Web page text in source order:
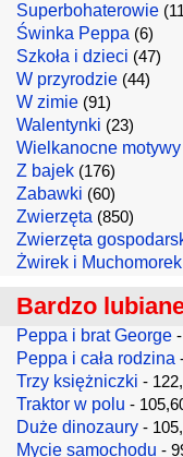
Superbohaterowie
Świnka Peppa (6)
Szkoła i dzieci (47)
W przyrodzie (44)
W zimie (91)
Walentynki (23)
Wielkanocne motywy
Z bajek (176)
Zabawki (60)
Zwierzęta (850)
Zwierzęta
Żwirek i Muchomorek
Bardzo
Peppa i brat George
Peppa i cała rodzina
Trzy księżniczki -
Traktor w polu -
Duże dinozaury -
Mycie samochodu -